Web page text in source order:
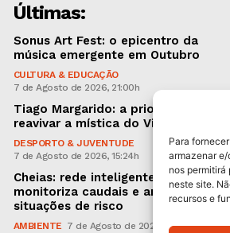
Para
armazenar
nos permitirá
neste site.
recursos e
Últimas:
Sonus Art Fest: o epicentro da
música emergente em Outubro
CULTURA & EDUCAÇÃO
7 de Agosto de 2026, 21:00h
Tiago Margarido: a prioridade “é
reavivar a mística do Vitória”
DESPORTO & JUVENTUDE
7 de Agosto de 2026, 15:24h
Cheias: rede inteligente de
monitoriza caudais e antecipa
situações de risco
AMBIENTE 7 de Agosto de 2026, 12:19h